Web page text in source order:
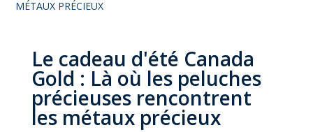
MÉTAUX PRÉCIEUX
Le cadeau d'été Canada
Gold : Là où les peluches
précieuses rencontrent
les métaux précieux